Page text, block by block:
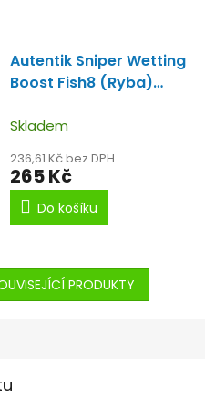
Autentik Sniper Wetting
Boost Fish8 (Ryba)
Skladem
236,61 Kč bez DPH
265 Kč
Do košíku
PRODUKTY